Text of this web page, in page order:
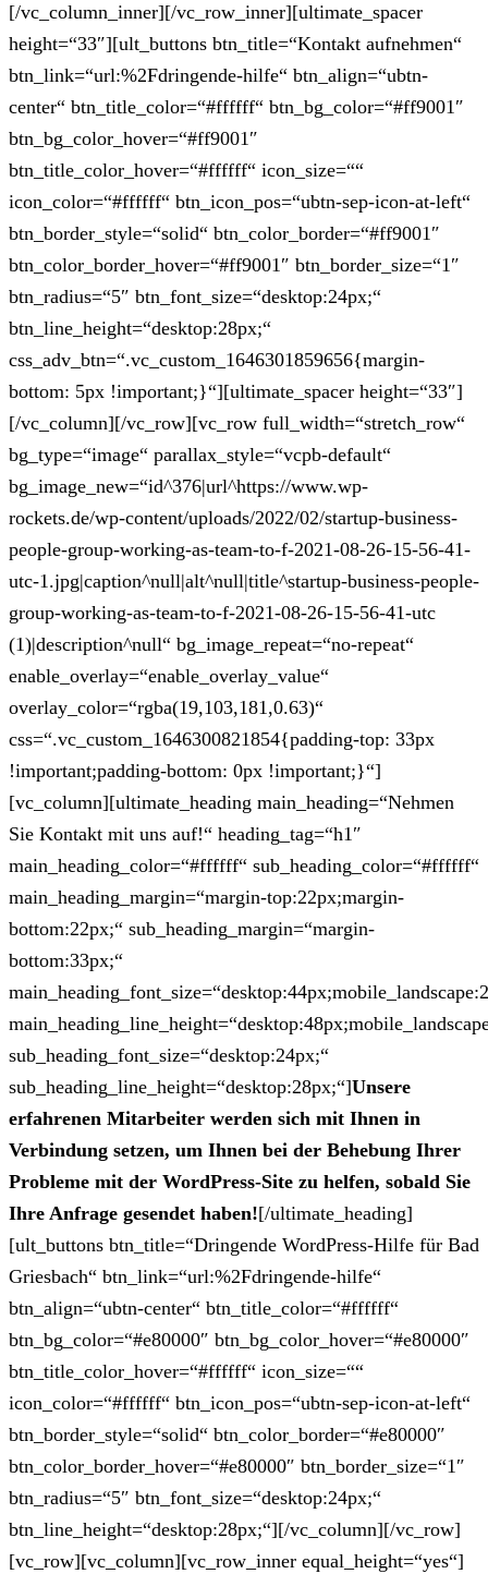
[/vc_column_inner][/vc_row_inner][ultimate_spacer
height=“33″][ult_buttons btn_title=“Kontakt aufnehmen“
btn_link=“url:%2Fdringende-hilfe“ btn_align=“ubtn-
center“ btn_title_color=“#ffffff“ btn_bg_color=“#ff9001″
btn_bg_color_hover=“#ff9001″
btn_title_color_hover=“#ffffff“ icon_size=““
icon_color=“#ffffff“ btn_icon_pos=“ubtn-sep-icon-at-left“
btn_border_style=“solid“ btn_color_border=“#ff9001″
btn_color_border_hover=“#ff9001″ btn_border_size=“1″
btn_radius=“5″ btn_font_size=“desktop:24px;“
btn_line_height=“desktop:28px;“
css_adv_btn=“.vc_custom_1646301859656{margin-
bottom: 5px !important;}“][ultimate_spacer height=“33″]
[/vc_column][/vc_row][vc_row full_width=“stretch_row“
bg_type=“image“ parallax_style=“vcpb-default“
bg_image_new=“id^376|url^https://www.wp-
rockets.de/wp-content/uploads/2022/02/startup-business-
people-group-working-as-team-to-f-2021-08-26-15-56-41-
utc-1.jpg|caption^null|alt^null|title^startup-business-people-
group-working-as-team-to-f-2021-08-26-15-56-41-utc
(1)|description^null“ bg_image_repeat=“no-repeat“
enable_overlay=“enable_overlay_value“
overlay_color=“rgba(19,103,181,0.63)“
css=“.vc_custom_1646300821854{padding-top: 33px
!important;padding-bottom: 0px !important;}“]
[vc_column][ultimate_heading main_heading=“Nehmen
Sie Kontakt mit uns auf!“ heading_tag=“h1″
main_heading_color=“#ffffff“ sub_heading_color=“#ffffff“
main_heading_margin=“margin-top:22px;margin-
bottom:22px;“ sub_heading_margin=“margin-
bottom:33px;“
sub_heading_font_size=“desktop:24px;“
sub_heading_line_height=“desktop:28px;“]Unsere
erfahrenen Mitarbeiter werden sich mit Ihnen in
Verbindung setzen, um Ihnen bei der Behebung Ihrer
Probleme mit der WordPress-Site zu helfen, sobald Sie
Ihre Anfrage gesendet haben![/ultimate_heading]
[ult_buttons btn_title=“Dringende WordPress-Hilfe für Bad
Griesbach“ btn_link=“url:%2Fdringende-hilfe“
btn_align=“ubtn-center“ btn_title_color=“#ffffff“
btn_bg_color=“#e80000″ btn_bg_color_hover=“#e80000″
btn_title_color_hover=“#ffffff“ icon_size=““
icon_color=“#ffffff“ btn_icon_pos=“ubtn-sep-icon-at-left“
btn_border_style=“solid“ btn_color_border=“#e80000″
btn_color_border_hover=“#e80000″ btn_border_size=“1″
btn_radius=“5″ btn_font_size=“desktop:24px;“
btn_line_height=“desktop:28px;“][/vc_column][/vc_row]
[vc_row][vc_column][vc_row_inner equal_height=“yes“]